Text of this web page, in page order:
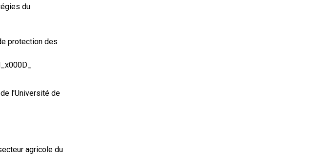
du
protection des
l'Université de
agricole du